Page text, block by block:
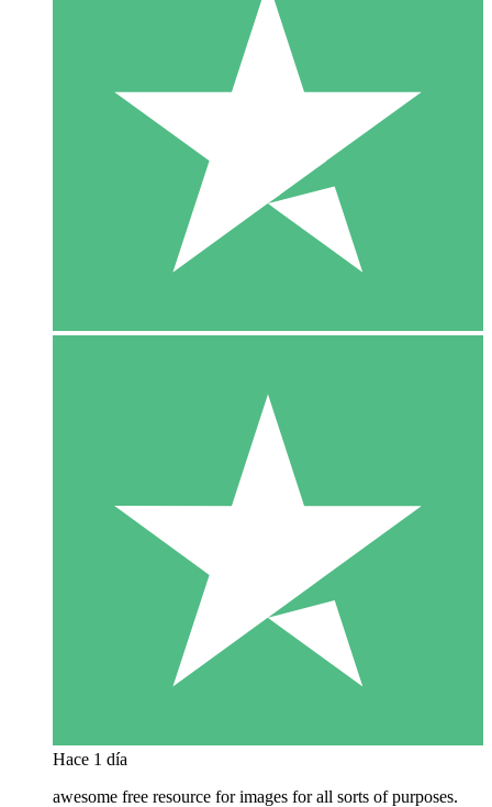
Hace 1 día
awesome free resource for images for all sorts of purposes.